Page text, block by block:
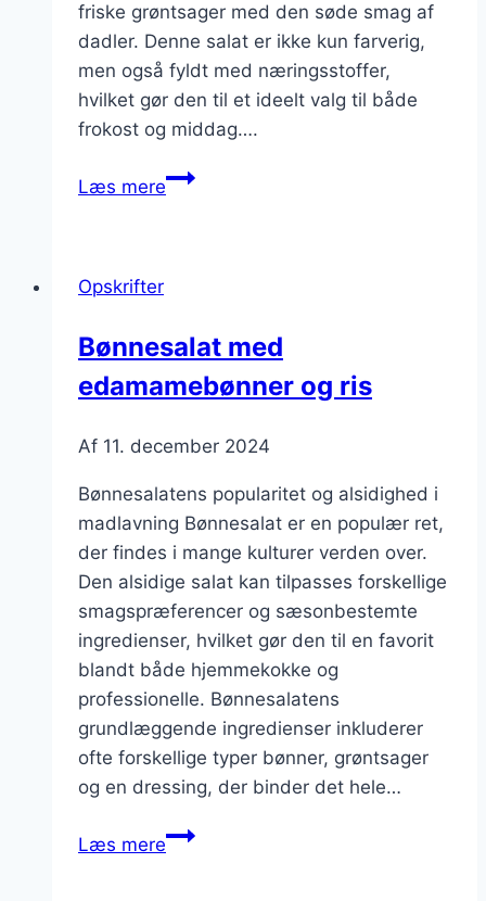
friske grøntsager med den søde smag af
dadler. Denne salat er ikke kun farverig,
men også fyldt med næringsstoffer,
hvilket gør den til et ideelt valg til både
frokost og middag….
Læs mereBønnesalat
Opskrifter
Bønnesalat med
edamamebønner og ris
Af 11. december 2024
Bønnesalatens popularitet og alsidighed i
madlavning Bønnesalat er en populær ret,
der findes i mange kulturer verden over.
Den alsidige salat kan tilpasses forskellige
smagspræferencer og sæsonbestemte
ingredienser, hvilket gør den til en favorit
blandt både hjemmekokke og
professionelle. Bønnesalatens
grundlæggende ingredienser inkluderer
ofte forskellige typer bønner, grøntsager
og en dressing, der binder det hele…
Læs mereBønnesalat